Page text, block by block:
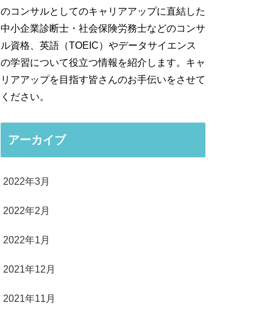
のコンサルとしてのキャリアアップに直結した
中小企業診断士・社会保険労務士などのコンサ
ル資格、英語（TOEIC）やデータサイエンス
の学習について役立つ情報を紹介します。キャ
リアアップを目指す皆さんのお手伝いをさせて
ください。
アーカイブ
2022年3月
2022年2月
2022年1月
2021年12月
2021年11月